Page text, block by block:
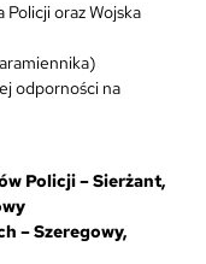
Policji oraz Wojska
odporności na
Policji – Sierżant,
– Szeregowy,